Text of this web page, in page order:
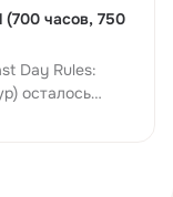
(700 часов, 750
Day Rules:
осталось
скины (стенка,